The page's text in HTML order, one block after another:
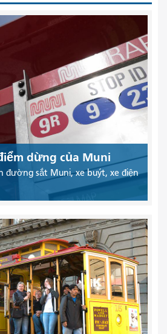
dừng của Muni
đường sắt Muni, xe buýt, xe điện